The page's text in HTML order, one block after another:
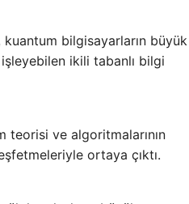
bilgisayarların büyük
ikili tabanlı bilgi
teorisi ve algoritmalarının
ortaya çıktı.